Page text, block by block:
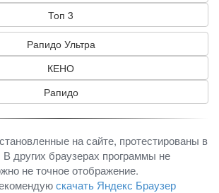
Топ 3
Рапидо Ультра
КЕНО
Рапидо
на сайте, протестированы в
других браузерах программы не
не точное отображение.
скачать Яндекс Браузер